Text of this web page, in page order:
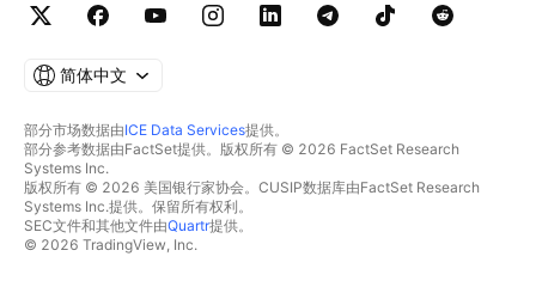
简体中文
部分市场数据由ICE Data Services提供。
部分参考数据由FactSet提供。版权所有 © 2026 FactSet Research
Systems Inc.
版权所有 © 2026 美国银行家协会。CUSIP数据库由FactSet Research
Systems Inc.提供。保留所有权利。
SEC文件和其他文件由Quartr提供。
© 2026 TradingView, Inc.